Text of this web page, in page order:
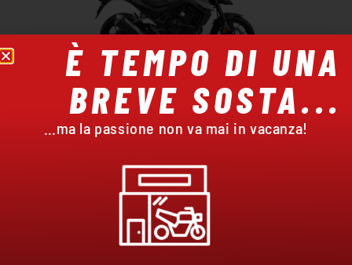
CB750 HORNET
È TEMPO DI UNA
BREVE SOSTA...
…ma la passione non va mai in vacanza!